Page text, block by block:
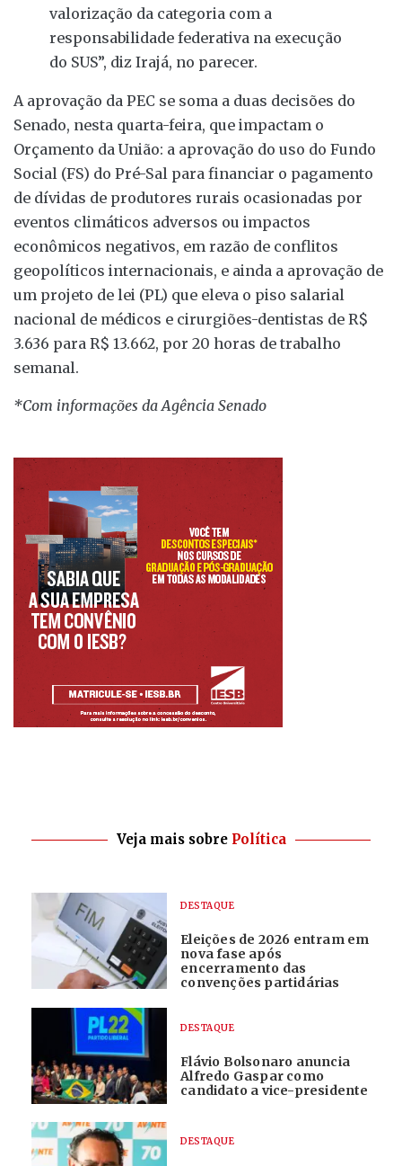
valorização da categoria com a
responsabilidade federativa na execução
do SUS”, diz Irajá, no parecer.
A aprovação da PEC se soma a duas decisões do
Senado, nesta quarta-feira, que impactam o
Orçamento da União: a aprovação do uso do Fundo
Social (FS) do Pré-Sal para financiar o pagamento
de dívidas de produtores rurais ocasionadas por
eventos climáticos adversos ou impactos
econômicos negativos, em razão de conflitos
geopolíticos internacionais, e ainda a aprovação de
um projeto de lei (PL) que eleva o piso salarial
nacional de médicos e cirurgiões-dentistas de R$
3.636 para R$ 13.662, por 20 horas de trabalho
semanal.
*Com informações da Agência Senado
Veja mais sobre Política
DESTAQUE
Eleições de 2026 entram em
nova fase após
encerramento das
convenções partidárias
DESTAQUE
Flávio Bolsonaro anuncia
Alfredo Gaspar como
candidato a vice-presidente
DESTAQUE